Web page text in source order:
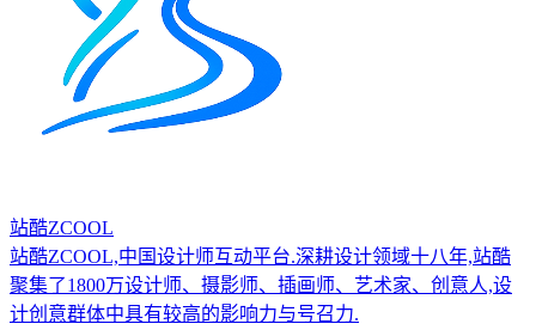
站酷ZCOOL
站酷ZCOOL,中国设计师互动平台.深耕设计领域十八年,站酷
聚集了1800万设计师、摄影师、插画师、艺术家、创意人,设
计创意群体中具有较高的影响力与号召力.